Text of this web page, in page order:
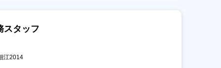
スタッフ
江2014